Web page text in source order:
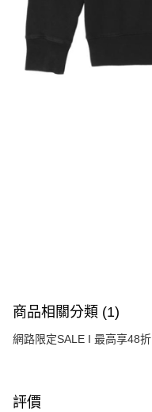
商品相關分類 (1)
網路限定SALE I 最高享48折
評價